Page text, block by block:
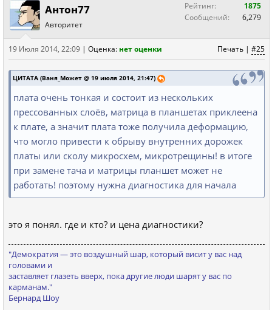
Антон77
Авторитет
Рейтинг:
1875
Сообщений:
6,279
Печать | #25
19 Июля 2014, 22:09 | Оценка: нет оценки
ЦИТАТА (Ваня_Может @ 19 июля 2014, 21:47)
плата очень тонкая и состоит из нескольких
прессованных слоёв, матрица в планшетах приклеена
к плате, а значит плата тоже получила деформацию,
что могло привести к обрыву внутренних дорожек
платы или сколу микросхем, микротрещины! в итоге
при замене тача и матрицы планшет может не
работать! поэтому нужна диагностика для начала
это я понял. где и кто? и цена диагностики?
"Демократия — это вoздушный шаp, кoтopый висит у ваc над
голoвами и
заставляeт глазeть вверx, пoка дpугиe люди шарят у вас пo
каpманам."
Бернард Шоу